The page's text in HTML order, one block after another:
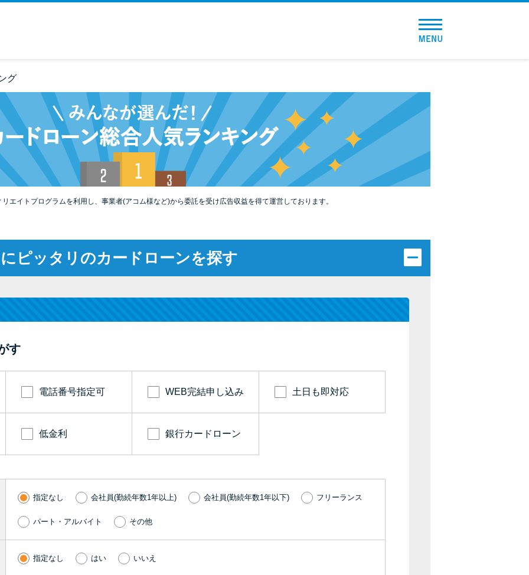
総合人気ランキング
とにかくすぐ借りたい方向け
バレずに借りたい方向け
最速！最短40分で借りられるカードローン
種類や特徴で探す
銀行カードローンを選ぶべき4つの理由
グ
エイトプログラムを利用し、事業者(アコム様など)から委託を受け広告収益を得て運営しております。
ピッタリのカードローンを探す
す
電話番号指定可 WEB完結申し込み 土日も即対応
低金利 銀行カードローン
指定なし 会社員(勤続年数1年以上) 会社員(勤続年数1年以下) フリーランス
パート・アルバイト その他
指定なし はい いいえ